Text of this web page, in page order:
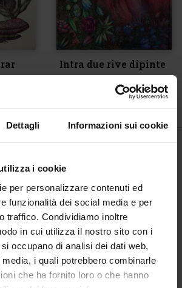
Dettagli Informazioni sui cookie
i cookie
per personalizzare contenuti ed
funzionalità dei social media e per
traffico. Condividiamo inoltre
in cui utilizza il nostro sito con i
occupano di analisi dei dati web,
i quali potrebbero combinarle
che ha fornito loro o che hanno
Intra due rive dipinte
di mirabil primavera